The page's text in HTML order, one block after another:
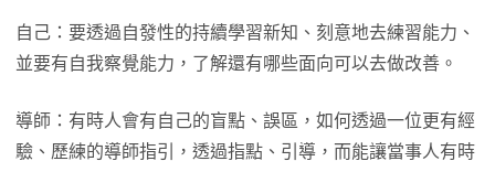
自己：要透過自發性的持續學習新知、刻意地去練習能力、
並要有自我察覺能力，了解還有哪些面向可以去做改善。
導師：有時人會有自己的盲點、誤區，如何透過一位更有經
驗、歷練的導師指引，透過指點、引導，而能讓當事人有時